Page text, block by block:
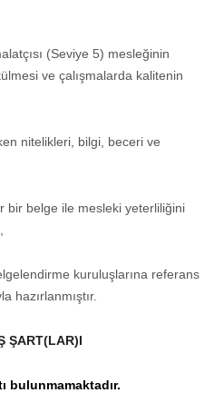
(Seviye 5) mesleğinin
ve çalışmalarda kalitenin
nitelikleri, bilgi, beceri ve
bir belge ile mesleki yeterliliğini
kuruluşlarına referans
hazırlanmıştır.
ŞART(LAR)I
bulunmamaktadır.